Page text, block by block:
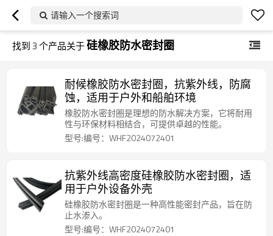
请输入一个搜索词
找到3个产品关于硅橡胶防水密封圈
耐候橡胶防水密封圈，抗紫外线，防腐
蚀，适用于户外和船舶环境
橡胶防水密封圈是理想的防水解决方案，它将耐用
性与环保材料相结合，可提供卓越的性能。
型号:编号：WHF2024072401
抗紫外线高密度硅橡胶防水密封圈，适
用于户外设备外壳
硅橡胶防水密封圈是一种高性能密封产品，旨在防
止水渗入。
型号:编号：WHF2024072401